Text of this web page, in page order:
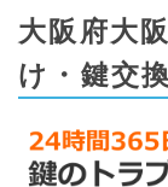
大阪府大
け・鍵交